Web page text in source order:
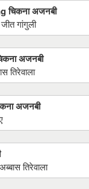
चिकना अजनबी
गांगुली
अजनबी
तिरेवाला
अजनबी
तिरेवाला